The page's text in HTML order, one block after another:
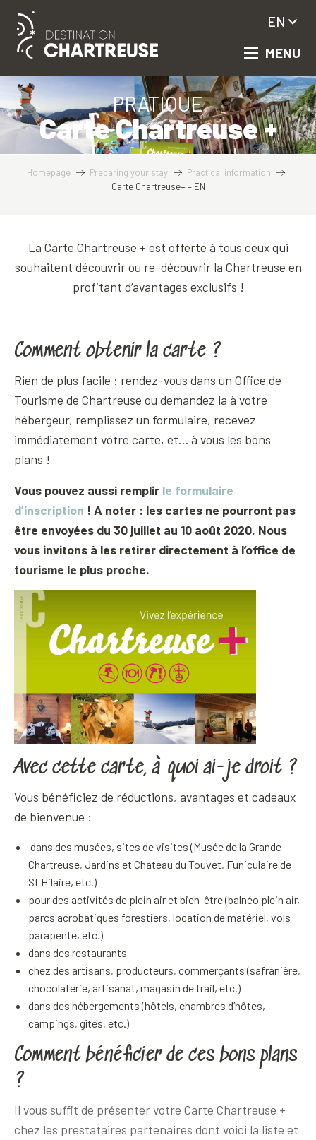
contenu
principal
MENU
EN
PRATIQUE
Carte Chartreuse +
Homepage Preparing your stay
Practical information
Carte Chartreuse+ – EN
La Carte Chartreuse + est offerte à tous ceux qui
souhaitent découvrir ou re-découvrir la Chartreuse en
profitant d’avantages exclusifs !
Comment obtenir la carte ?
Rien de plus facile : rendez-vous dans un Office de
Tourisme de Chartreuse ou demandez la à votre
hébergeur, remplissez un formulaire, recevez
immédiatement votre carte, et… à vous les bons
plans !
Vous pouvez aussi remplir le formulaire
d’inscription ! A noter : les cartes ne pourront pas
être envoyées du 30 juillet au 10 août 2020. Nous
vous invitons à les retirer directement à l’office de
tourisme le plus proche.
Avec cette carte, à quoi ai-je droit ?
Vous bénéficiez de réductions, avantages et cadeaux
de bienvenue :
dans des musées, sites de visites (Musée de la Grande
Chartreuse, Jardins et Chateau du Touvet, Funiculaire de
St Hilaire, etc.)
pour des activités de plein air et bien-être (balnéo plein air,
parcs acrobatiques forestiers, location de matériel, vols
parapente, etc.)
dans des restaurants
chez des artisans, producteurs, commerçants (safranière,
chocolaterie, artisanat, magasin de trail, etc.)
dans des hébergements (hôtels, chambres d’hôtes,
campings, gîtes, etc.)
Comment bénéficier de ces bons plans
?
Il vous suffit de présenter votre Carte Chartreuse +
chez les prestataires partenaires dont voici la liste et